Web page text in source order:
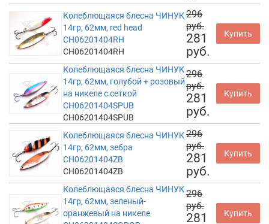
Колеблющаяся блесна ЧИНУК
14гр, 62мм, red head
CH06201404RH
CH06201404RH
296
руб.
281
руб.
Купить
Колеблющаяся блесна ЧИНУК
14гр, 62мм, голубой + розовый
на никеле с сеткой
CH06201404SPUB
CH06201404SPUB
296
руб.
281
руб.
Купить
Колеблющаяся блесна ЧИНУК
14гр, 62мм, зебра
CH06201404ZB
CH06201404ZB
296
руб.
281
руб.
Купить
Колеблющаяся блесна ЧИНУК
14гр, 62мм, зеленый-
оранжевый на никеле
296
руб.
281
Купить